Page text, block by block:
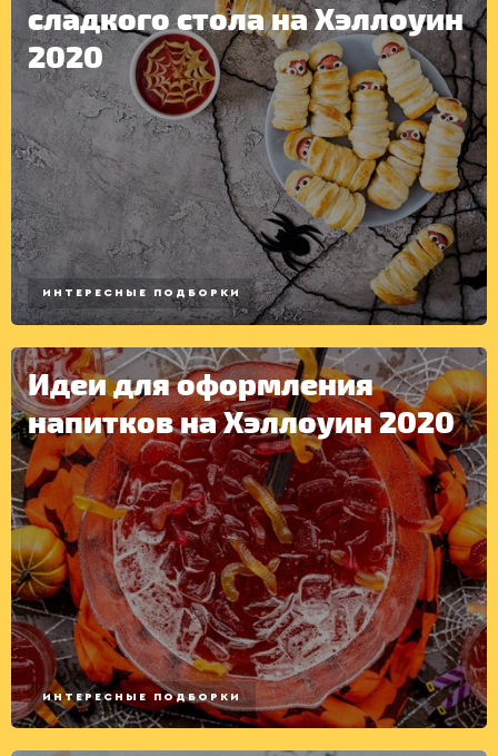
КОНСЕРВАЦИЯ
сладкого стола на Хэллоуин
2020
ИНТЕРЕСНЫЕ ПОДБОРКИ
Идеи для оформления
напитков на Хэллоуин 2020
ИНТЕРЕСНЫЕ ПОДБОРКИ